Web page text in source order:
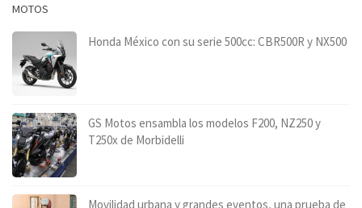
MOTOS
Honda México con su serie 500cc: CBR500R y NX500
GS Motos ensambla los modelos F200, NZ250 y
T250x de Morbidelli
Movilidad urbana y grandes eventos, una prueba de